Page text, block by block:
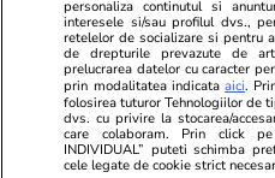
Studiile universitare de
politice între prea multă
personaliza continutul si
interesele si/sau profilul dvs.,
retelelor de socializare si pentru
de drepturile prevazute de
prelucrarea datelor cu caracter
prin modalitatea indicataaici.
folosirea tuturor Tehnologiilor de
dvs. cu privire la stocarea/
care colaboram. Prin click pe
INDIVIDUAL” puteti schimba
cele legate de cookie strict